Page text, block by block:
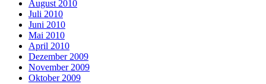
August 2010
Juli 2010
Juni 2010
Mai 2010
April 2010
Dezember 2009
November 2009
Oktober 2009